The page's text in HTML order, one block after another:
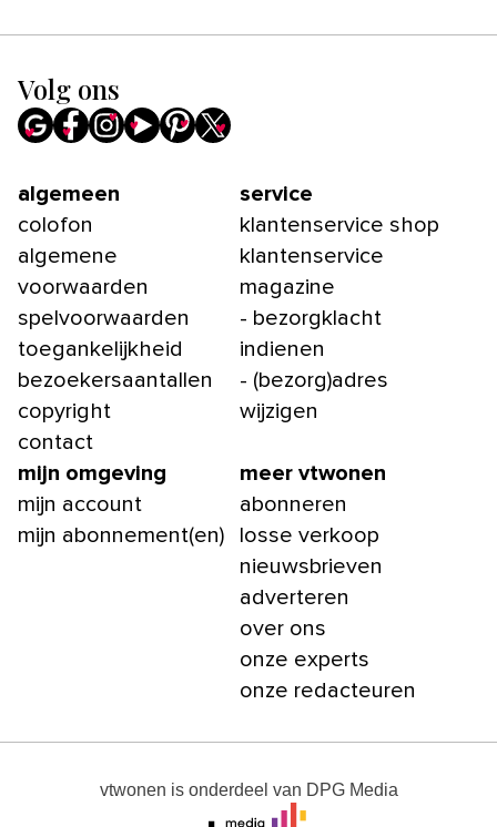
Volg ons
algemeen
colofon
algemene
voorwaarden
spelvoorwaarden
toegankelijkheid
bezoekersaantallen
copyright
contact
service
klantenservice shop
klantenservice
magazine
- bezorgklacht
indienen
- (bezorg)adres
wijzigen
mijn omgeving
mijn account
mijn abonnement(en)
meer vtwonen
abonneren
losse verkoop
nieuwsbrieven
adverteren
over ons
onze experts
onze redacteuren
vtwonen is onderdeel van DPG Media